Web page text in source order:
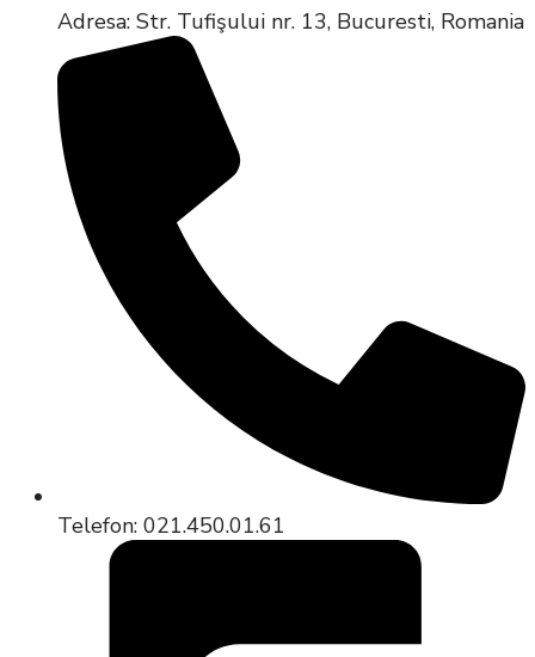
Adresa: Str. Tufişului nr. 13, Bucuresti, Romania
Telefon: 021.450.01.61